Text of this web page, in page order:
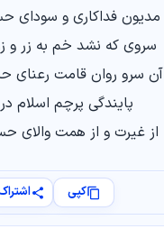
مدیون فداکاری و سودای
سروی که نشد خم به زر و
آن سرو روان قامت
پایندگی پرچم اسلام
از غیرت و از همت والای
کپی